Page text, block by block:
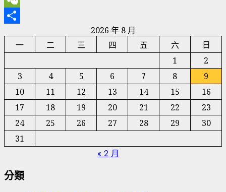
WeChat
2026 年 8 月
一
二 三 四 五 六
日
1
2
3
4 5 6 7 8
9
10
11 12 13 14 15
16
17
18 19 20 21 22
23
24
25 26 27 28 29
30
31
« 2 月
分類